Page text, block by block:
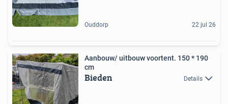
Ouddorp 22 jul 26
Aanbouw/ uitbouw voortent. 150 * 190
cm
Bieden Details